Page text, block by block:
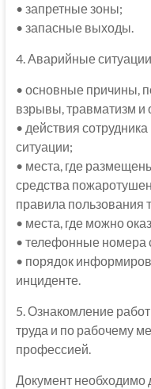
• запретные зоны;
• запасные выходы.
4. Аварийные
• основные причины,
взрывы, травматизм и
• действия
ситуации;
• места, где
средства
правила пользования
• места, где можно
• телефонные номера
• порядок
инциденте.
5. Ознакомление
труда и по рабочему
профессией.
Документ необходимо